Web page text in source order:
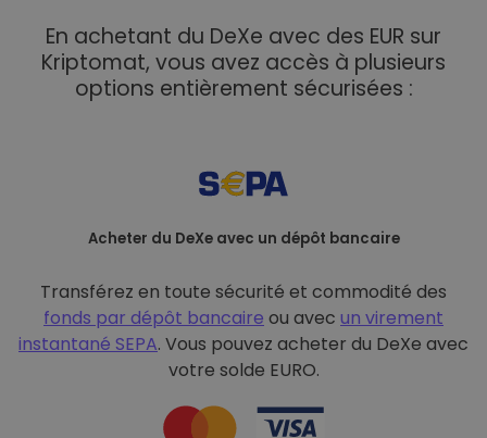
En achetant du DeXe avec des EUR sur
Kriptomat, vous avez accès à plusieurs
options entièrement sécurisées :
Acheter du DeXe avec un dépôt bancaire
Transférez en toute sécurité et commodité des
fonds par dépôt bancaire ou avec un virement
instantané SEPA. Vous pouvez acheter du DeXe avec
votre solde EURO.